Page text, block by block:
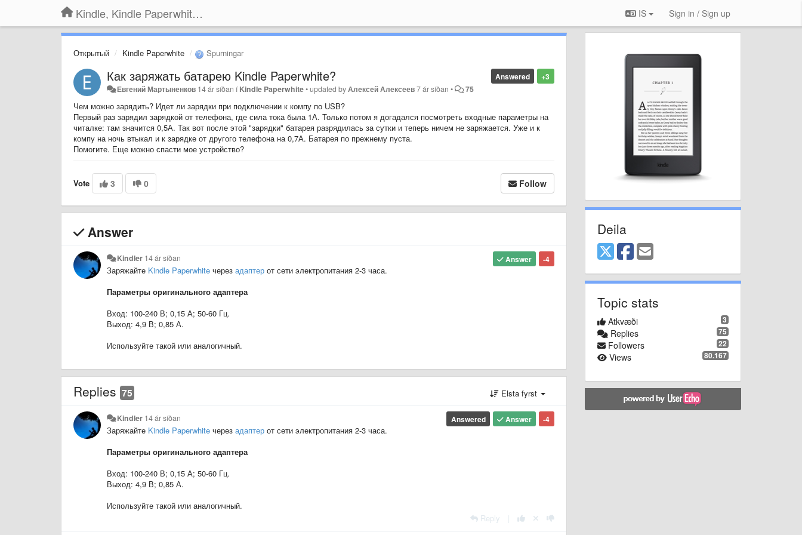
Kindle, Kindle Paperwhite, Kindle Voyage IS Sign in / Sign up
Открытый Kindle Paperwhite Spurningar
+3
Answered
Как заряжать батарею Kindle Paperwhite?
Евгений Мартыненков 14 ár síðan íKindle Paperwhite•updated byАлексей Алексеев7 ár síðan • 75
Чем можно зарядить? Идет ли зарядки при подключении к компу по USB?
Первый раз зарядил зарядкой от телефона, где сила тока была 1А. Только потом я догадался посмотреть входные параметры на
читалке: там значится 0,5А. Так вот после этой "зарядки" батарея разрядилась за сутки и теперь ничем не заряжается. Уже и к
компу на ночь втыкал и к зарядке от другого телефона на 0,7А. Батарея по прежнему пуста.
Помогите. Еще можно спасти мое устройство?
Vote 3 0 Follow
Answer
-4
Answer
Kindler 14 ár síðan
Заряжайте Kindle Paperwhite через адаптер от сети электропитания 2-3 часа.
Параметры оригинального адаптера
Вход: 100-240 В; 0,15 А; 50-60 Гц.
Выход: 4,9 В; 0,85 А.
Используйте такой или аналогичный.
Replies 75 Elsta fyrst
-4
Answer
Answered
Kindler 14 ár síðan
Заряжайте Kindle Paperwhite через адаптер от сети электропитания 2-3 часа.
Параметры оригинального адаптера
Вход: 100-240 В; 0,15 А; 50-60 Гц.
Выход: 4,9 В; 0,85 А.
Используйте такой или аналогичный.
Reply
Deila
Topic stats
3
Atkvæði
75
Replies
22
Followers
80.167
Views